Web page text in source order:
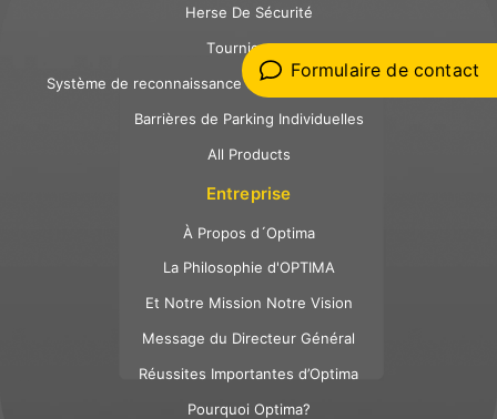
Formulaire de contact
Herse De Sécurité
Tourniquets
Système de reconnaissance des plaques d'immatriculation
Barrières de Parking Individuelles
All Products
Entreprise
À Propos d´Optima
La Philosophie d'OPTIMA
Et Notre Mission Notre Vision
Message du Directeur Général
Réussites Importantes d’Optima
Pourquoi Optima?